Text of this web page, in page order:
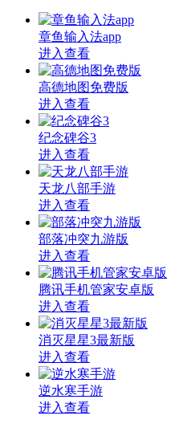
章鱼输入法app
进入查看
高德地图免费版
进入查看
纪念碑谷3
进入查看
天龙八部手游
进入查看
部落冲突九游版
进入查看
腾讯手机管家安卓版
进入查看
消灭星星3最新版
进入查看
逆水寒手游
进入查看